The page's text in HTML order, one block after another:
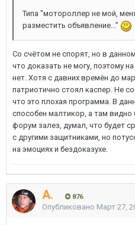
Типа "мотороллер не мой,
разместить объявление..."
Со счётом не спорят, но в
что доказать не могу, поэтому
нет. Хотя с давних времён до
патриотично стоял каспер. Не
что это плохая программа. В
способен малтикор, а там видно
форум залез, думал, что будет
с другими защитниками, но
на эмоциях и бездоказухе.
A. 876
Опубликовано Март 27,